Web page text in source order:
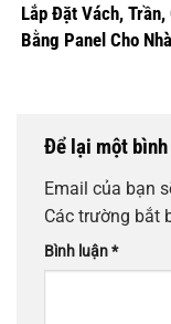
Lắp Đặt Vách, Trần,
Bằng Panel Cho
Để lại một
Email của bạn
Các trường bắt
Bình luận*